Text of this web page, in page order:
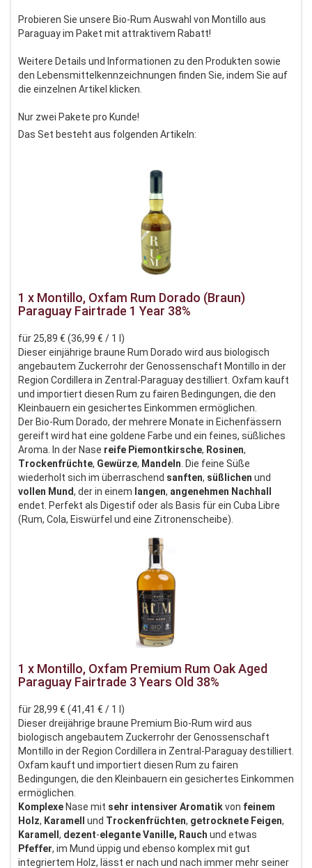
Probieren Sie unsere Bio-Rum Auswahl von Montillo aus
Paraguay im Paket mit attraktivem Rabatt!
Weitere Details und Informationen zu den Produkten sowie
den Lebensmittelkennzeichnungen finden Sie, indem Sie auf
die einzelnen Artikel klicken.
Nur zwei Pakete pro Kunde!
Das Set besteht aus folgenden Artikeln:
1 x Montillo, Oxfam Rum Dorado (Braun)
Paraguay Fairtrade 1 Year 38%
für 25,89 € (36,99 € / 1 l)
Dieser einjährige braune Rum Dorado wird aus biologisch
angebautem Zuckerrohr der Genossenschaft Montillo in der
Region Cordillera in Zentral-Paraguay destilliert. Oxfam kauft
und importiert diesen Rum zu fairen Bedingungen, die den
Kleinbauern ein gesichertes Einkommen ermöglichen.
Der Bio-Rum Dorado, der mehrere Monate in Eichenfässern
gereift wird hat eine goldene Farbe und ein feines, süßliches
Aroma. In der Nase reife Piemontkirsche, Rosinen,
Trockenfrüchte, Gewürze, Mandeln . Die feine Süße
wiederholt sich im überraschend sanften, süßlichen und
vollen Mund, der in einem langen, angenehmen Nachhall
endet. Perfekt als Digestif oder als Basis für ein Cuba Libre
(Rum, Cola, Eiswürfel und eine Zitronenscheibe).
1 x Montillo, Oxfam Premium Rum Oak Aged
Paraguay Fairtrade 3 Years Old 38%
für 28,99 € (41,41 € / 1 l)
Dieser dreijährige braune Premium Bio-Rum wird aus
biologisch angebautem Zuckerrohr der Genossenschaft
Montillo in der Region Cordillera in Zentral-Paraguay destilliert.
Oxfam kauft und importiert diesen Rum zu fairen
Bedingungen, die den Kleinbauern ein gesichertes Einkommen
ermöglichen.
Komplexe Nase mit sehr intensiver Aromatikvon feinem
Holz, Karamell und Trockenfrüchten, getrocknete Feigen,
Karamell , dezent-eleganteVanille, Rauch und etwas
Pfeffer, im Mund üppig und ebenso komplex mit gut
integriertem Holz, lässt er nach und nach immer mehr seiner